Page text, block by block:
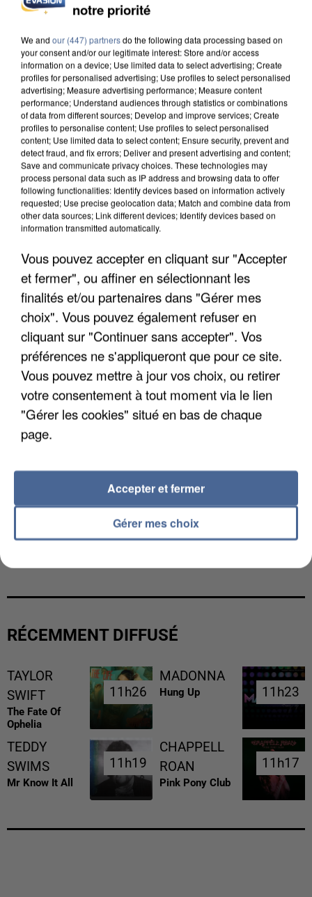
UN SECOND CADRE DE LA DZ MAFIA
UNE TOURISTE DE L’OISE EMPORTÉE PAR UNE
COULÉE DE BOUE EN HAUTE-SAVOIE
LES DONNÉES DE 300 000 CLIENTS DÉROBÉES À
RÉCEMMENT DIFFUSÉ
TAYLOR
SWIFT
The Fate Of
Ophelia
11h26
11h26
MADONNA
Hung Up 11h23
11h23
TEDDY
SWIMS
Mr Know It All
11h19
11h19
CHAPPELL
ROAN
Pink Pony Club
11h17
11h17
notre priorité
We and our (447) partnersdo the following data processing based on
your consent and/or our legitimate interest: Store and/or access
information on a device; Use limited data to select advertising; Create
profiles for personalised advertising; Use profiles to select personalised
advertising; Measure advertising performance; Measure content
performance; Understand audiences through statistics or combinations
of data from different sources; Develop and improve services; Create
profiles to personalise content; Use profiles to select personalised
content; Use limited data to select content; Ensure security, prevent and
detect fraud, and fix errors; Deliver and present advertising and content;
Save and communicate privacy choices. These technologies may
process personal data such as IP address and browsing data to offer
following functionalities: Identify devices based on information actively
requested; Use precise geolocation data; Match and combine data from
other data sources; Link different devices; Identify devices based on
information transmitted automatically.
Vous pouvez accepter en cliquant sur "Accepter
et fermer", ou affiner en sélectionnant les
finalités et/ou partenaires dans "Gérer mes
choix". Vous pouvez également refuser en
cliquant sur "Continuer sans accepter". Vos
préférences ne s'appliqueront que pour ce site.
Vous pouvez mettre à jour vos choix, ou retirer
votre consentement à tout moment via le lien
"Gérer les cookies" situé en bas de chaque
page.
Gérer mes choix
Accepter et fermer